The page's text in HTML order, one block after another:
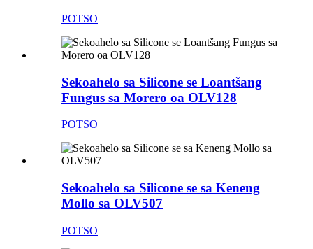
POTSO
Sekoahelo sa Silicone se Loantšang
Fungus sa Morero oa OLV128
POTSO
Sekoahelo sa Silicone se sa Keneng
Mollo sa OLV507
POTSO